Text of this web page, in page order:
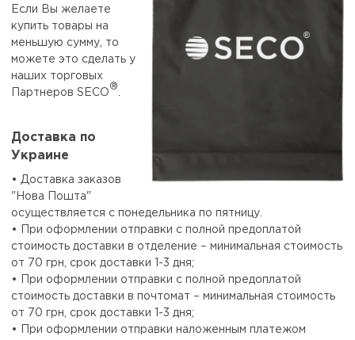
Если Вы желаете
купить товары на
меньшую сумму, то
можете это сделать у
наших торговых
Партнеров SECO
®
Доставка по
Украине
• Доставка заказов
"Нова Пошта"
осуществляется с понедельника по пятницу.
• При оформлении отправки с полной предоплатой
стоимость доставки в отделение – минимальная стоимость
от 70 грн, срок доставки 1-3 дня;
• При оформлении отправки с полной предоплатой
стоимость доставки в почтомат – минимальная стоимость
от 70 грн, срок доставки 1-3 дня;
• При оформлении отправки наложенным платежом